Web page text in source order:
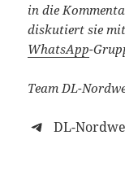
in die
diskutiert sie
WhatsApp-
Team DL-
DL-